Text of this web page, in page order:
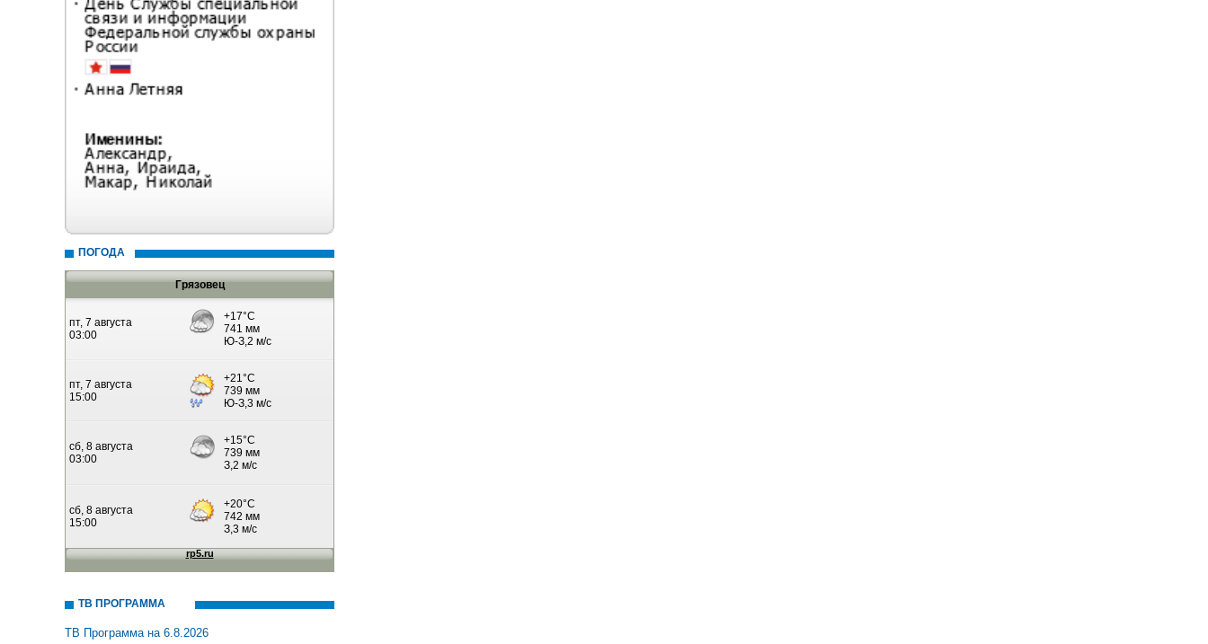
ПОГОДА
Грязовец
ТВ ПРОГРАММА
ТВ Программа на 6.8.2026